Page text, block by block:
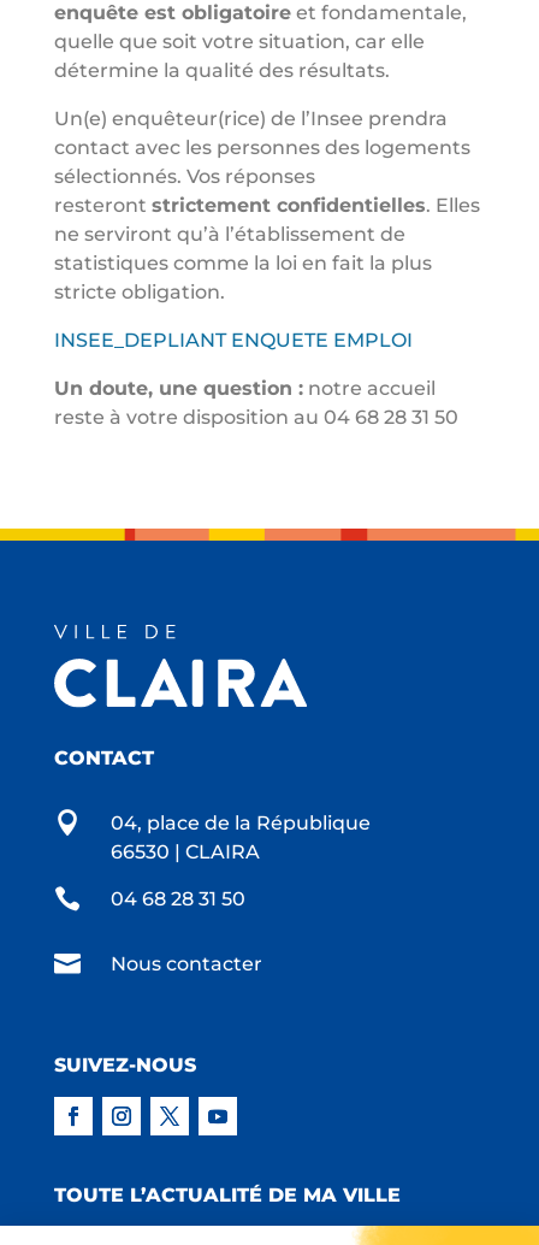
enquête est obligatoireet fondamentale,
quelle que soit votre situation, car elle
détermine la qualité des résultats.
Un(e) enquêteur(rice) de l’Insee prendra
contact avec les personnes des logements
sélectionnés. Vos réponses
resteront strictement confidentielles. Elles
ne serviront qu’à l’établissement de
statistiques comme la loi en fait la plus
stricte obligation.
INSEE_DEPLIANT ENQUETE EMPLOI
Un doute, une question :notre accueil
reste à votre disposition au 04 68 28 31 50
CONTACT

04, place de la République
66530 | CLAIRA
 04 68 28 31 50
 Nous contacter
SUIVEZ-NOUS
TOUTE L’ACTUALITÉ DE MA VILLE